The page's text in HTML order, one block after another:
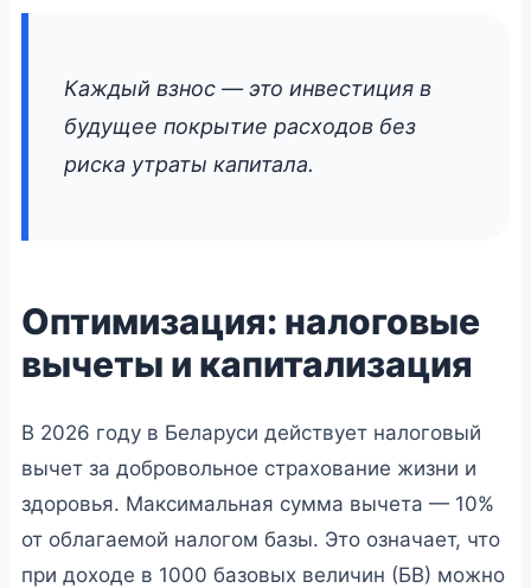
Каждый взнос — это инвестиция в
будущее покрытие расходов без
риска утраты капитала.
Оптимизация: налоговые
вычеты и капитализация
В 2026 году в Беларуси действует налоговый
вычет за добровольное страхование жизни и
здоровья. Максимальная сумма вычета — 10%
от облагаемой налогом базы. Это означает, что
при доходе в 1000 базовых величин (БВ) можно